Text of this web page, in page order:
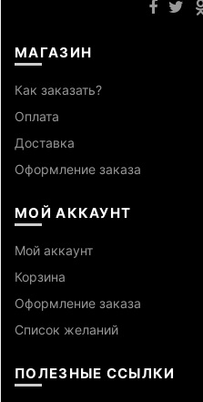
МАГАЗИН
Как заказать?
Оплата
Доставка
Оформление заказа
МОЙ АККАУНТ
Мой аккаунт
Корзина
Оформление заказа
Список желаний
ПОЛЕЗНЫЕ ССЫЛКИ